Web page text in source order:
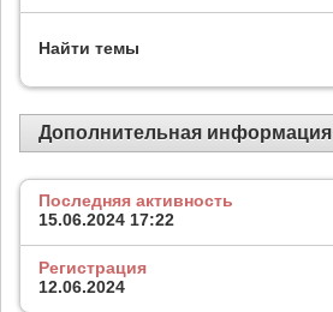
Найти темы
Дополнительная информация
Последняя активность
15.06.2024 17:22
Регистрация
12.06.2024